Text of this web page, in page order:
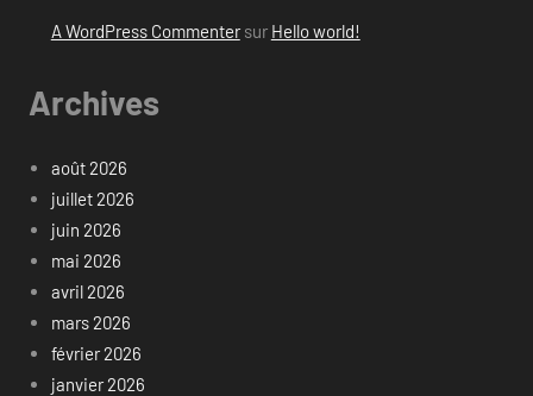
A WordPress Commentersur Hello world!
Archives
août 2026
juillet 2026
juin 2026
mai 2026
avril 2026
mars 2026
février 2026
janvier 2026